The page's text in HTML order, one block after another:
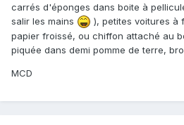
carrés d'éponges dans boite à
salir les mains
), petites voitures à
papier froissé, ou chiffon attaché au
piquée dans demi pomme de terre,
MCD